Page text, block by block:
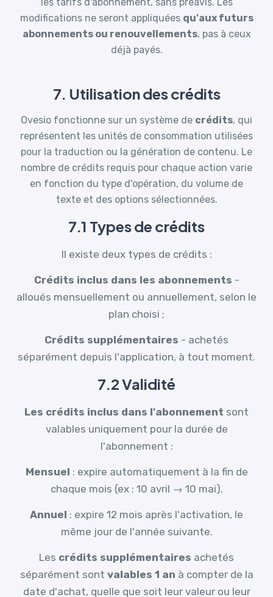
modifications ne seront appliquées qu'aux futurs
abonnements ou renouvellements, pas à ceux
déjà payés.
7. Utilisation des crédits
Ovesio fonctionne sur un système de crédits, qui
représentent les unités de consommation utilisées
pour la traduction ou la génération de contenu. Le
nombre de crédits requis pour chaque action varie
en fonction du type d'opération, du volume de
texte et des options sélectionnées.
7.1 Types de crédits
Il existe deux types de crédits :
Crédits inclus dans les abonnements -
alloués mensuellement ou annuellement, selon le
plan choisi ;
Crédits supplémentaires - achetés
séparément depuis l'application, à tout moment.
7.2 Validité
Les crédits inclus dans l'abonnement sont
valables uniquement pour la durée de
l'abonnement :
Mensuel : expire automatiquement à la fin de
chaque mois (ex : 10 avril → 10 mai).
Annuel : expire 12 mois après l'activation, le
même jour de l'année suivante.
Les crédits supplémentaires achetés
séparément sont valables 1 an à compter de la
date d'achat, quelle que soit leur valeur ou leur